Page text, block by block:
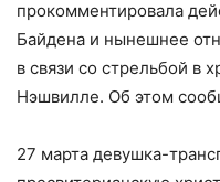
прокомментировала
Байдена и нынешнее
в связи со стрельбой в
Нэшвилле. Об этом
27 марта девушка-